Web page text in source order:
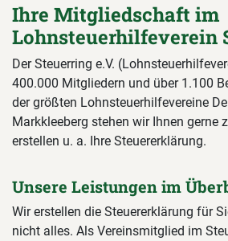
Ihre Mitgliedschaft im
Lohnsteuerhilfeverein
Der Steuerring e.V.
400.000 Mitgliedern und über 1.100
der größten Lohnsteuerhilfevereine
Markkleeberg stehen wir Ihnen gerne
erstellen u. a. Ihre Steuererklärung.
Unsere Leistungen im
Wir erstellen die Steuererklärung für
nicht alles. Als Vereinsmitglied im